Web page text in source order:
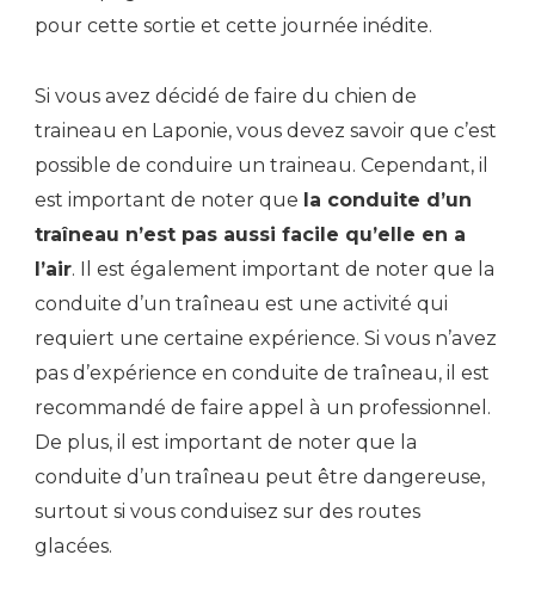
pour cette sortie et cette journée inédite.
Si vous avez décidé de faire du chien de
traineau en Laponie, vous devez savoir que c’est
possible de conduire un traineau. Cependant, il
est important de noter que la conduite d’un
traîneau n’est pas aussi facile qu’elle en a
l’air. Il est également important de noter que la
conduite d’un traîneau est une activité qui
requiert une certaine expérience. Si vous n’avez
pas d’expérience en conduite de traîneau, il est
recommandé de faire appel à un professionnel.
De plus, il est important de noter que la
conduite d’un traîneau peut être dangereuse,
surtout si vous conduisez sur des routes
glacées.